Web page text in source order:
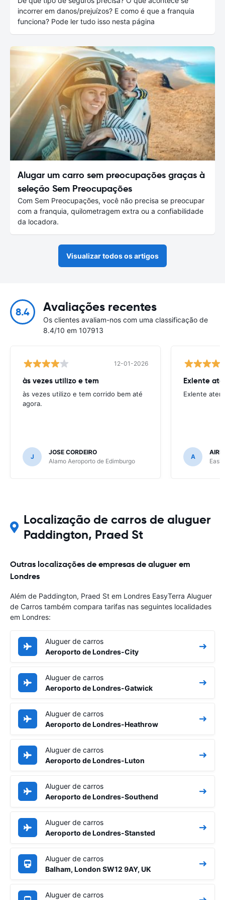
incorrer em danos/prejuízos? E como é que a franquia
funciona? Pode ler tudo isso nesta página
Alugar um carro sem preocupações graças à
seleção Sem Preocupações
Com Sem Preocupações, você não precisa se preocupar
com a franquia, quilometragem extra ou a confiabilidade
da locadora.
Visualizar todos os artigos
8.4 Avaliações recentes
Os clientes avaliam-nos com uma classificação de
8.4/10 em 107913
12-01-2026
às vezes utilizo e tem
às vezes utilizo e tem corrido bem até
agora.
J
JOSE CORDEIRO
Alamo Aeroporto de Edimburgo
Exlente
Exlente
A
Localização de carros de aluguer
Paddington, Praed St
Outras localizações de empresas de aluguer em
Londres
Além de Paddington, Praed St em Londres EasyTerra Aluguer
de Carros também compara tarifas nas seguintes localidades
em Londres:
Aluguer de carros
Aeroporto de Londres-City
Aluguer de carros
Aeroporto de Londres-Gatwick
Aluguer de carros
Aeroporto de Londres-Heathrow
Aluguer de carros
Aeroporto de Londres-Luton
Aluguer de carros
Aeroporto de Londres-Southend
Aluguer de carros
Aeroporto de Londres-Stansted
Aluguer de carros
Balham, London SW12 9AY, UK
Aluguer de carros